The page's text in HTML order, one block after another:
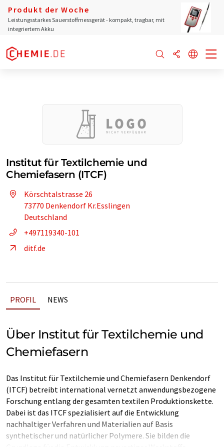
Produkt der Woche
Leistungsstarkes Sauerstoffmessgerät - kompakt, tragbar, mit
integriertem Akku
Institut für Textilchemie und
Chemiefasern (ITCF)
Körschtalstrasse 26
73770 Denkendorf Kr.Esslingen
Deutschland
+497119340-101
ditf.de
PROFIL NEWS
Über Institut für Textilchemie und
Chemiefasern
Das Institut für Textilchemie und Chemiefasern Denkendorf
(ITCF) betreibt international vernetzt anwendungsbezogene
Forschung entlang der gesamten textilen Produktionskette.
Dabei ist das ITCF spezialisiert auf die Entwicklung
nachhaltiger Verfahren und Materialien auf Basis
synthetischer und natürlicher Polymere. Sie bilden die